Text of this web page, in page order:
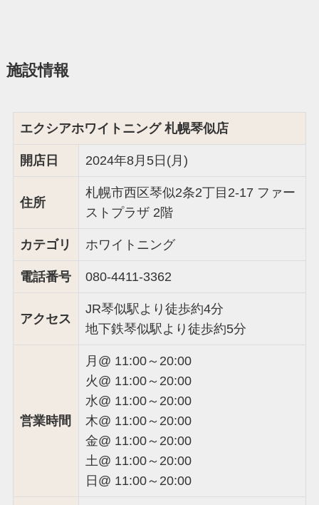
施設情報
エクシアホワイトニング 札幌琴似店
開店日 2024年8月5日(月)
住所
札幌市西区琴似2条2丁目2-17 ファー
ストプラザ 2階
カテゴリ ホワイトニング
電話番号 080-4411-3362
アクセス
JR琴似駅より徒歩約4分
地下鉄琴似駅より徒歩約5分
営業時間
月@ 11:00～20:00
火@ 11:00～20:00
水@ 11:00～20:00
木@ 11:00～20:00
金@ 11:00～20:00
土@ 11:00～20:00
日@ 11:00～20:00